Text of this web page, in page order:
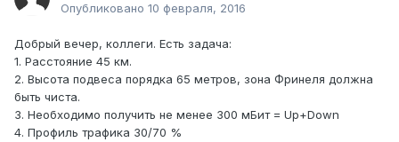
Опубликовано 10 февраля, 2016
Добрый вечер, коллеги. Есть задача:
1. Расстояние 45 км.
2. Высота подвеса порядка 65 метров, зона Фринеля должна
быть чиста.
3. Необходимо получить не менее 300 мБит = Up+Down
4. Профиль трафика 30/70 %